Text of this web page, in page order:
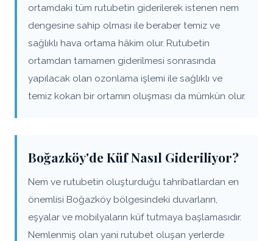
ortamdaki tüm rutubetin giderilerek istenen nem
dengesine sahip olması ile beraber temiz ve
sağlıklı hava ortama hâkim olur. Rutubetin
ortamdan tamamen giderilmesi sonrasında
yapılacak olan ozonlama işlemi ile sağlıklı ve
temiz kokan bir ortamın oluşması da mümkün olur.
Boğazköy'de Küf Nasıl Gideriliyor?
Nem ve rutubetin oluşturduğu tahribatlardan en
önemlisi Boğazköy bölgesindeki duvarların,
eşyalar ve mobilyaların küf tutmaya başlamasıdır.
Nemlenmiş olan yani rutubet oluşan yerlerde